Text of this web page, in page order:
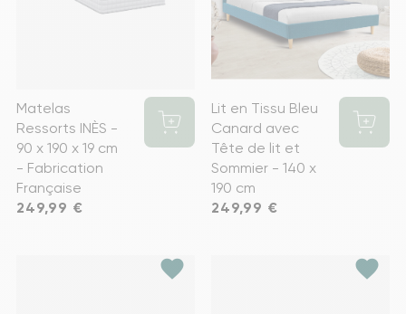
Matelas
Ressorts INÈS -
90 x 190 x 19 cm
- Fabrication
Française
Prix
249,99 €
Lit en Tissu Bleu
Canard avec
Tête de lit et
Sommier - 140 x
190 cm
Prix
249,99 €
favorite favorite